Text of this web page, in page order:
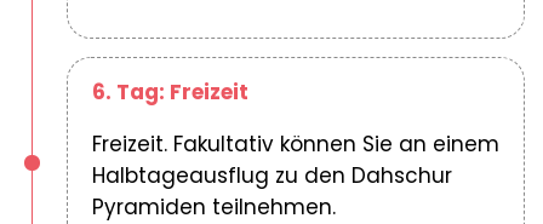
6. Tag: Freizeit
Freizeit. Fakultativ können Sie an einem
Halbtageausflug zu den Dahschur
Pyramiden teilnehmen.